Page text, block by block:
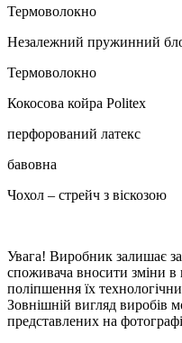
Термоволокно
Незалежний пружинний
Термоволокно
Кокосова койра Politex
перфорований латекс
бавовна
Чохол – стрейч з віскозою
Увага! Виробник залишає
споживача вносити зміни в
поліпшення їх
Зовнішній вигляд виробів
представлених на